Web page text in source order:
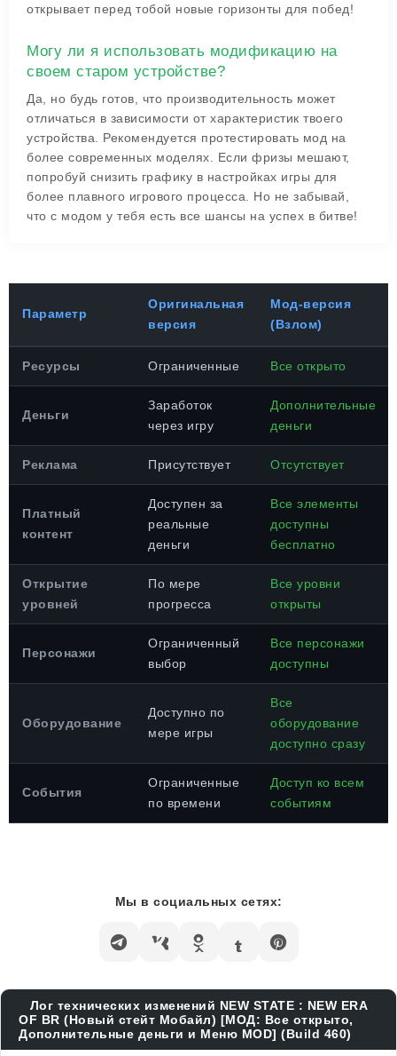
открывает перед тобой новые горизонты для побед!
Могу ли я использовать модификацию на
своем старом устройстве?
Да, но будь готов, что производительность может
отличаться в зависимости от характеристик твоего
устройства. Рекомендуется протестировать мод на
более современных моделях. Если фризы мешают,
попробуй снизить графику в настройках игры для
более плавного игрового процесса. Но не забывай,
что с модом у тебя есть все шансы на успех в битвe!
Параметр
Оригинальная
версия
Мод-версия
(Взлом)
Ресурсы Ограниченные Все открыто
Деньги
Заработок
через игру
Дополнительные
деньги
Реклама Присутствует Отсутствует
Платный
контент
Доступен за
реальные
деньги
Все элементы
доступны
бесплатно
Открытие
уровней
По мере
прогресса
Все уровни
открыты
Персонажи
Ограниченный
выбор
Все персонажи
доступны
Оборудование
Доступно по
мере игры
Все
оборудование
доступно сразу
События
Ограниченные
по времени
Доступ ко всем
событиям
Мы в социальных сетях:
Лог технических изменений NEW STATE : NEW ERA
OF BR (Новый стейт Мобайл) [МОД: Все открыто,
Дополнительные деньги и Меню MOD] (Build 460)